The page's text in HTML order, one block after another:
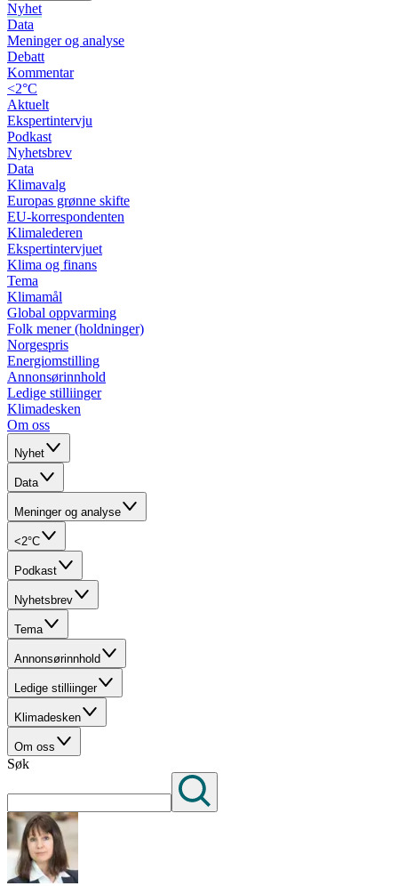
Nyhet
Data
Meninger og analyse
Debatt
Kommentar
<2°C
Aktuelt
Ekspertintervju
Podkast
Nyhetsbrev
Data
Klimavalg
Europas grønne skifte
EU-korrespondenten
Klimalederen
Ekspertintervjuet
Klima og finans
Tema
Klimamål
Global oppvarming
Folk mener (holdninger)
Norgespris
Energiomstilling
Annonsørinnhold
Ledige stilliinger
Klimadesken
Om oss
Nyhet
Data
Meninger og analyse
<2°C
Podkast
Nyhetsbrev
Tema
Annonsørinnhold
Ledige stilliinger
Klimadesken
Om oss
Søk